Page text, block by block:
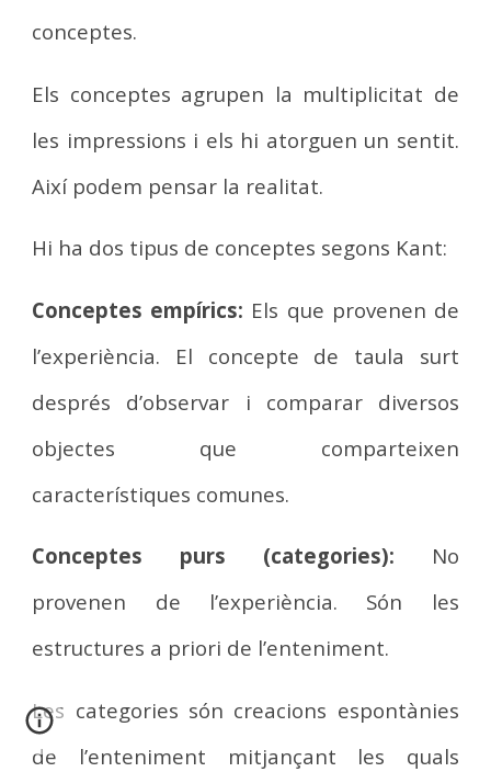
conceptes.
Els conceptes agrupen la multiplicitat de
les impressions i els hi atorguen un sentit.
Així podem pensar la realitat.
Hi ha dos tipus de conceptes segons Kant:
Conceptes empírics: Els que provenen de
l’experiència. El concepte de taula surt
després d’observar i comparar diversos
objectes que comparteixen
característiques comunes.
Conceptes purs (categories): No
provenen de l’experiència. Són les
estructures a priori de l’enteniment.
Les categories són creacions espontànies
de l’enteniment mitjançant les quals